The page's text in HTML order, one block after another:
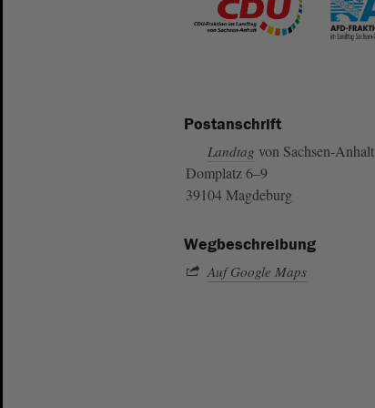
Postanschrift
Landtag von Sachsen-Anhalt
Domplatz 6–9
39104 Magdeburg
Wegbeschreibung
Auf Google Maps